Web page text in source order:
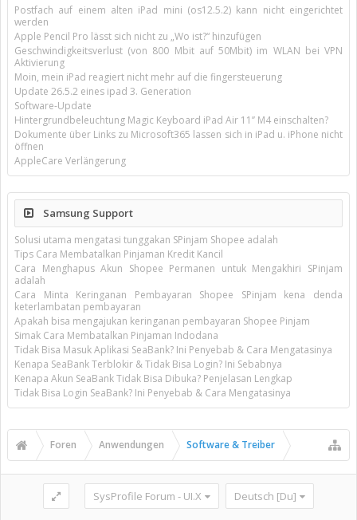
Postfach auf einem alten iPad mini (os12.5.2) kann nicht eingerichtet
werden
Apple Pencil Pro lässt sich nicht zu „Wo ist?“ hinzufügen
Geschwindigkeitsverlust (von 800 Mbit auf 50Mbit) im WLAN bei VPN
Aktivierung
Moin, mein iPad reagiert nicht mehr auf die fingersteuerung
Update 26.5.2 eines ipad 3. Generation
Software-Update
Hintergrundbeleuchtung Magic Keyboard iPad Air 11’’ M4 einschalten?
Dokumente über Links zu Microsoft365 lassen sich in iPad u. iPhone nicht
öffnen
AppleCare Verlängerung
Samsung Support
Solusi utama mengatasi tunggakan SPinjam Shopee adalah
Tips Cara Membatalkan Pinjaman Kredit Kancil
Cara Menghapus Akun Shopee Permanen untuk Mengakhiri SPinjam
adalah
Cara Minta Keringanan Pembayaran Shopee SPinjam kena denda
keterlambatan pembayaran
Apakah bisa mengajukan keringanan pembayaran Shopee Pinjam
Simak Cara Membatalkan Pinjaman Indodana
Tidak Bisa Masuk Aplikasi SeaBank? Ini Penyebab & Cara Mengatasinya
Kenapa SeaBank Terblokir & Tidak Bisa Login? Ini Sebabnya
Kenapa Akun SeaBank Tidak Bisa Dibuka? Penjelasan Lengkap
Tidak Bisa Login SeaBank? Ini Penyebab & Cara Mengatasinya
Foren Anwendungen Software & Treiber
SysProfile Forum - UI.X Deutsch [Du]